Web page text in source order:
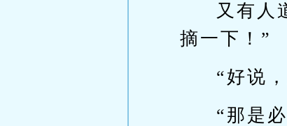
又有人
摘一下！”
“好说
“那是